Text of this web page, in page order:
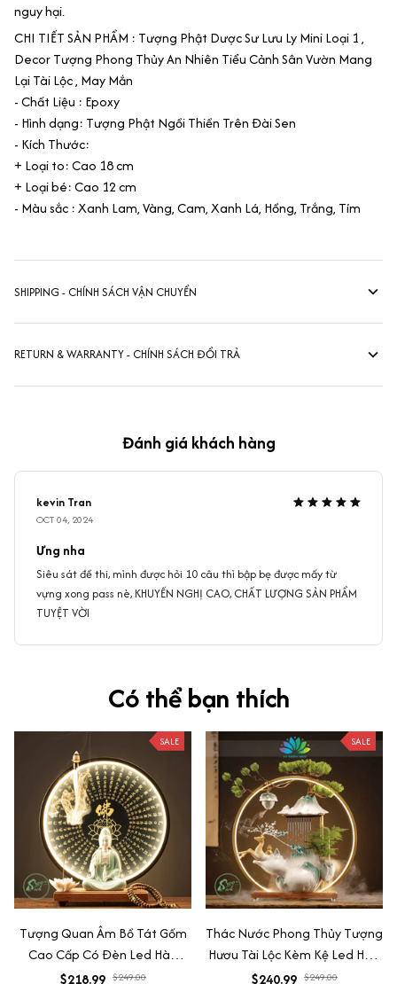
nguy hại.
CHI TIẾT SẢN PHẨM : Tượng Phật Dược Sư Lưu Ly Mini Loại 1 ,
Decor Tượng Phong Thủy An Nhiên Tiểu Cảnh Sân Vườn Mang
Lại Tài Lộc , May Mắn
- Chất Liệu : Epoxy
- Hình dạng: Tượng Phật Ngồi Thiền Trên Đài Sen
- Kích Thước:
+ Loại to: Cao 18 cm
+ Loại bé: Cao 12 cm
- Màu sắc : Xanh Lam, Vàng, Cam, Xanh Lá, Hồng, Trắng, Tím
SHIPPING - CHÍNH SÁCH VẬN CHUYỂN
RETURN & WARRANTY - CHÍNH SÁCH ĐỔI TRẢ
Đánh giá khách hàng
kevin Tran
OCT 04, 2024
Ưng nha
Siêu sát đề thi, mình được hỏi 10 câu thì bập bẹ được mấy từ
vựng xong pass nè, KHUYẾN NGHỊ CAO, CHẤT LƯỢNG SẢN PHẨM
TUYỆT VỜI
Có thể bạn thích
SALE
Tượng Quan Âm Bồ Tát Gốm
Cao Cấp Có Đèn Led Hào
Quang,Tượng Phong Thủy An
$218.99 $249.00
SALE
Thác Nước Phong Thủy Tượng
Hươu Tài Lộc Kèm Kệ Led Hào
Quang Cao Cấp, Decor Tiểu
$240.99 $249.00